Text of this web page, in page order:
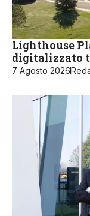
Lighthouse
digitalizzato
7 Agosto 2026